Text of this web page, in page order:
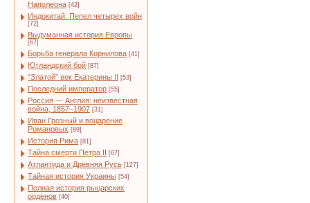
Наполеона [42]
Индокитай: Пепел четырех войн
[72]
Выдуманная история Европы
[67]
Борьба генерала Корнилова [41]
Ютландский бой [87]
“Златой” век Екатерины II [53]
Последний император [55]
Россия — Англия: неизвестная
война, 1857–1907 [31]
Иван Грозный и воцарение
Романовых [89]
История Рима [81]
Тайна смерти Петра II [67]
Атлантида и Древняя Русь [127]
Тайная история Украины [54]
Полная история рыцарских
орденов [40]